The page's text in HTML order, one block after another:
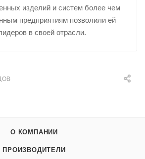
изделий и систем более чем
предприятиям позволили ей
в своей отрасли.
О КОМПАНИИ
ПРОИЗВОДИТЕЛИ